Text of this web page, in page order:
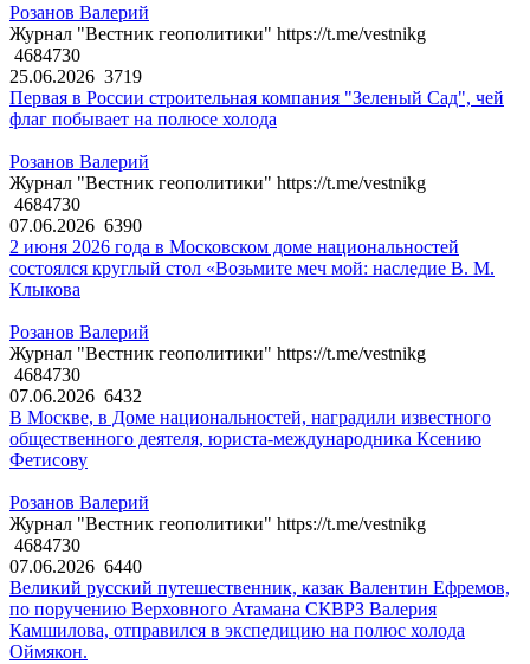
Розанов Валерий
Журнал "Вестник геополитики" https://t.me/vestnikg
4684730
25.06.2026 3719
Первая в России строительная компания "Зеленый Сад", чей
флаг побывает на полюсе холода
Розанов Валерий
Журнал "Вестник геополитики" https://t.me/vestnikg
4684730
07.06.2026 6390
2 июня 2026 года в Московском доме национальностей
состоялся круглый стол «Возьмите меч мой: наследие В. М.
Клыкова
Розанов Валерий
Журнал "Вестник геополитики" https://t.me/vestnikg
4684730
07.06.2026 6432
В Москве, в Доме национальностей, наградили известного
общественного деятеля, юриста-международника Ксению
Фетисову
Розанов Валерий
Журнал "Вестник геополитики" https://t.me/vestnikg
4684730
07.06.2026 6440
Великий русский путешественник, казак Валентин Ефремов,
по поручению Верховного Атамана СКВРЗ Валерия
Камшилова, отправился в экспедицию на полюс холода
Оймякон.